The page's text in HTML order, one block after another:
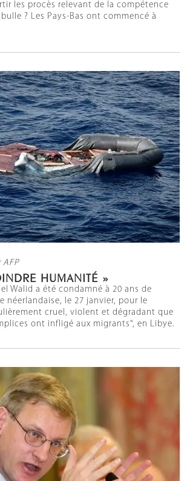
les procès relevant de la compétence
? Les Pays-Bas ont commencé à
AFP
HUMANITÉ »
Walid a été condamné à 20 ans de
néerlandaise, le 27 janvier, pour le
cruel, violent et dégradant que
ont infligé aux migrants", en Libye.